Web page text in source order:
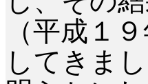
（平成１
してきま